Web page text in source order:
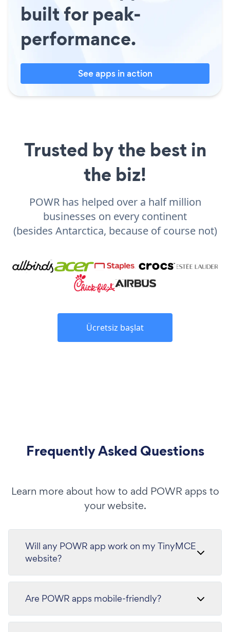
built for peak-
performance.
See apps in action
Trusted by the best in
the biz!
POWR has helped over a half million
businesses on every continent
(besides Antarctica, because of course not)
Ücretsiz başlat
Frequently Asked Questions
Learn more about how to add POWR apps to
your website.
Will any POWR app work on my TinyMCE
website?
Are POWR apps mobile-friendly?